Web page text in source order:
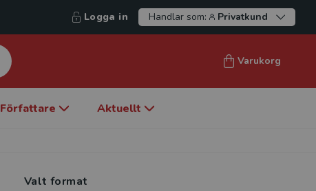
Logga in Handlar som: Privatkund
Varukorg
Författare Aktuellt
Valt format